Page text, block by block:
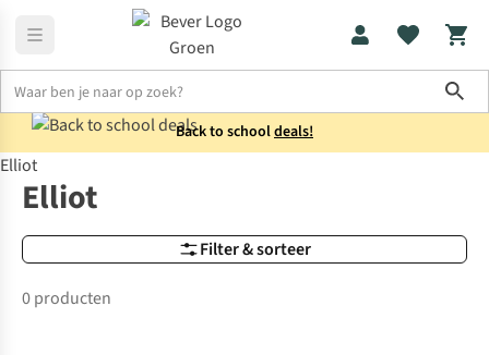
Back to schooldeals!
Merken
Elliot
Filter & sorteer
Elliot
0 producten